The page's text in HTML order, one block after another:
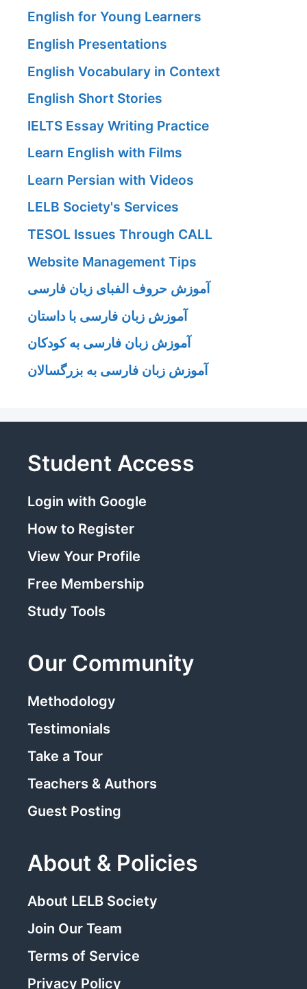
English for Young Learners
English Presentations
English Vocabulary in Context
English Short Stories
IELTS Essay Writing Practice
Learn English with Films
Learn Persian with Videos
LELB Society's Services
TESOL Issues Through CALL
Website Management Tips
آموزش حروف الفبای زبان فارسی
آموزش زبان فارسی با داستان
آموزش زبان فارسی به کودکان
آموزش زبان فارسی به بزرگسالان
Student Access
Login with Google
How to Register
View Your Profile
Free Membership
Study Tools
Our Community
Methodology
Testimonials
Take a Tour
Teachers & Authors
Guest Posting
About & Policies
About LELB Society
Join Our Team
Terms of Service
Privacy Policy